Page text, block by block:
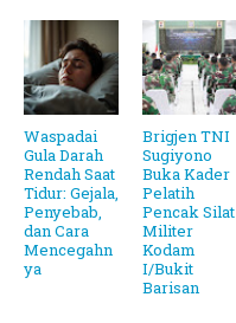
Waspadai
Gula Darah
Rendah Saat
Tidur: Gejala,
Penyebab,
dan Cara
Mencegahn
ya
Brigjen TNI
Sugiyono
Buka Kader
Pelatih
Pencak Silat
Militer
Kodam
I/Bukit
Barisan